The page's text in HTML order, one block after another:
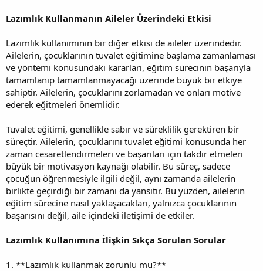
Lazımlık Kullanmanın Aileler Üzerindeki Etkisi
Lazımlık kullanımının bir diğer etkisi de aileler üzerindedir.
Ailelerin, çocuklarının tuvalet eğitimine başlama zamanlaması
ve yöntemi konusundaki kararları, eğitim sürecinin başarıyla
tamamlanıp tamamlanmayacağı üzerinde büyük bir etkiye
sahiptir. Ailelerin, çocuklarını zorlamadan ve onları motive
ederek eğitmeleri önemlidir.
Tuvalet eğitimi, genellikle sabır ve süreklilik gerektiren bir
süreçtir. Ailelerin, çocuklarını tuvalet eğitimi konusunda her
zaman cesaretlendirmeleri ve başarıları için takdir etmeleri
büyük bir motivasyon kaynağı olabilir. Bu süreç, sadece
çocuğun öğrenmesiyle ilgili değil, aynı zamanda ailelerin
birlikte geçirdiği bir zamanı da yansıtır. Bu yüzden, ailelerin
eğitim sürecine nasıl yaklaşacakları, yalnızca çocuklarının
başarısını değil, aile içindeki iletişimi de etkiler.
Lazımlık Kullanımına İlişkin Sıkça Sorulan Sorular
1. **Lazımlık kullanmak zorunlu mu?**